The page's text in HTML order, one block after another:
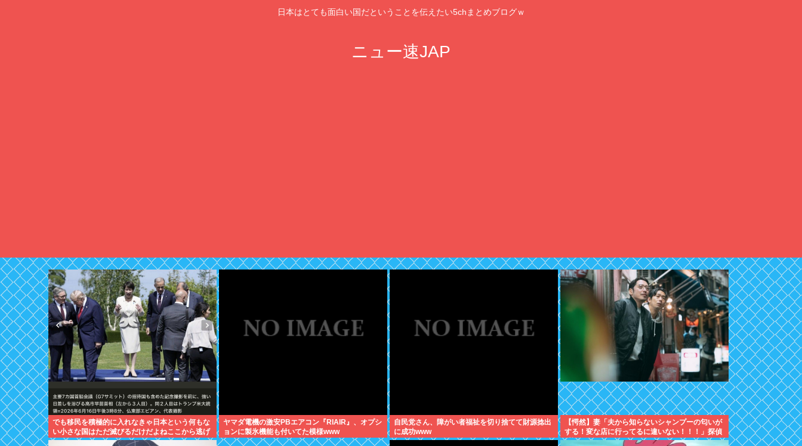
日本はとても面白い国だということを伝えたい5chまとめブログｗ
ニュー速JAP
でも移民を積極的に入れなきゃ日本という何もな
い小さな国はただ滅びるだけだよねここから逃げ
るとただのネトウヨになりそうだと思う
ヤマダ電機の激安PBエアコン『RIAIR』、オプシ
ョンに製氷機能も付いてた模様www
自民党さん、障がい者福祉を切り捨てて財源捻出
に成功www
【愕然】妻「夫から知らないシャンプーの匂いが
する！変な店に行ってるに違いない！！！」探偵
「調べたところ･･･」⇒結果ｗｗ